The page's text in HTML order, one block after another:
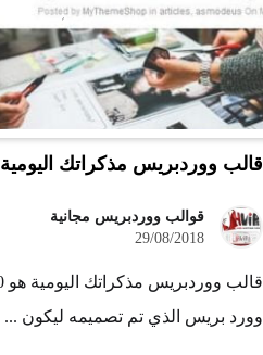
قالب ووردبريس مذكراتك اليومية
قوالب ووردبريس مجانية
29/08/2018
وورد بريس الذي تم تصميمه ليكون ...